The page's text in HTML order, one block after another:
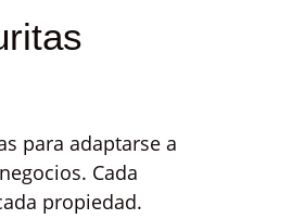
para adaptarse a
Cada
propiedad.